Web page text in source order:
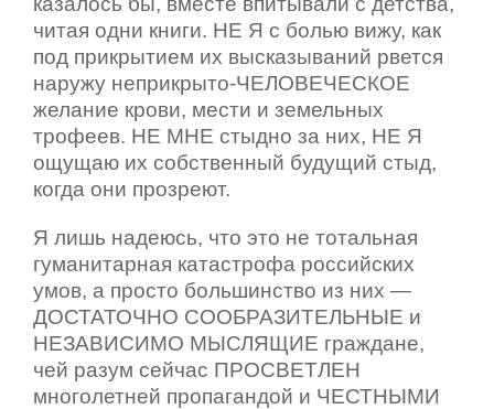
читая одни книги. НЕ Я с болью вижу, как
под прикрытием их высказываний рвется
наружу неприкрыто-ЧЕЛОВЕЧЕСКОЕ
желание крови, мести и земельных
трофеев. НЕ МНЕ стыдно за них, НЕ Я
ощущаю их собственный будущий стыд,
когда они прозреют.
Я лишь надеюсь, что это не тотальная
гуманитарная катастрофа российских
умов, а просто большинство из них —
ДОСТАТОЧНО СООБРАЗИТЕЛЬНЫЕ и
НЕЗАВИСИМО МЫСЛЯЩИЕ граждане,
чей разум сейчас ПРОСВЕТЛЕН
многолетней пропагандой и ЧЕСТНЫМИ